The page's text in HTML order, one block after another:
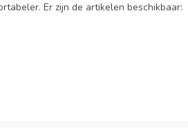
Er zijn de artikelen beschikbaar: